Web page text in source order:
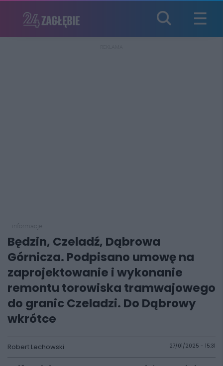
Będzin, Czeladź, Dąbrowa
Górnicza. Podpisano umowę na
zaprojektowanie i wykonanie
remontu torowiska tramwajowego
do granic Czeladzi. Do Dąbrowy
wkrótce
Robert Lechowski 27/01/2025 - 15:31